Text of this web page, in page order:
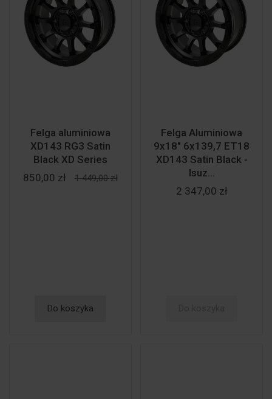
Felga aluminiowa
XD143 RG3 Satin
Black XD Series
850,00 zł
1 449,00 zł
Do koszyka
Felga Aluminiowa
9x18" 6x139,7 ET18
XD143 Satin Black -
Isuz...
2 347,00 zł